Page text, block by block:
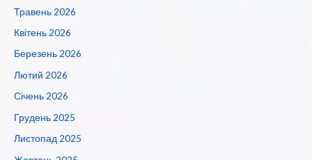
Травень 2026
Квітень 2026
Березень 2026
Лютий 2026
Січень 2026
Грудень 2025
Листопад 2025